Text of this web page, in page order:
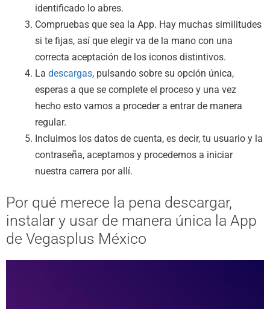
identificado lo abres.
Compruebas que sea la App. Hay muchas similitudes
si te fijas, así que elegir va de la mano con una
correcta aceptación de los iconos distintivos.
La descargas, pulsando sobre su opción única,
esperas a que se complete el proceso y una vez
hecho esto vamos a proceder a entrar de manera
regular.
Incluimos los datos de cuenta, es decir, tu usuario y la
contraseña, aceptamos y procedemos a iniciar
nuestra carrera por allí.
Por qué merece la pena descargar,
instalar y usar de manera única la App
de Vegasplus México